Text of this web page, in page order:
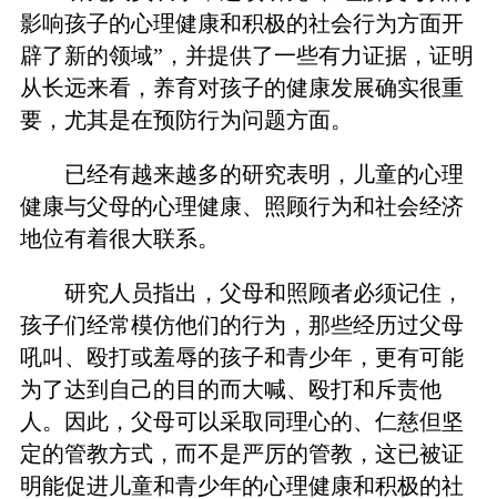
影响孩子的心理健康和积极的社会行为方面开
辟了新的领域”，并提供了一些有力证据，证明
从长远来看，养育对孩子的健康发展确实很重
要，尤其是在预防行为问题方面。
已经有越来越多的研究表明，儿童的心理
健康与父母的心理健康、照顾行为和社会经济
地位有着很大联系。
研究人员指出，父母和照顾者必须记住，
孩子们经常模仿他们的行为，那些经历过父母
吼叫、殴打或羞辱的孩子和青少年，更有可能
为了达到自己的目的而大喊、殴打和斥责他
人。因此，父母可以采取同理心的、仁慈但坚
定的管教方式，而不是严厉的管教，这已被证
明能促进儿童和青少年的心理健康和积极的社